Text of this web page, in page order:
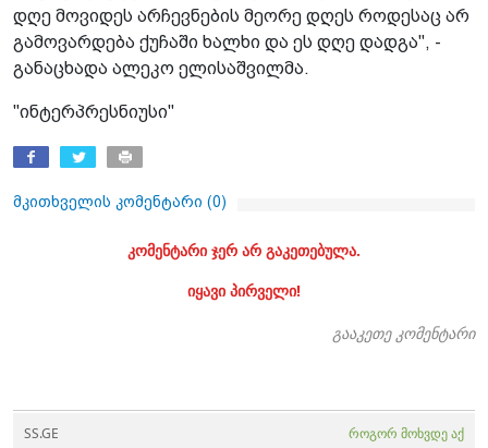
დღე მოვიდეს არჩევნების მეორე დღეს როდესაც არ
გამოვარდება ქუჩაში ხალხი და ეს დღე დადგა", -
განაცხადა ალეკო ელისაშვილმა.
"ინტერპრესნიუსი"
მკითხველის კომენტარი (0)
კომენტარი ჯერ არ გაკეთებულა.
იყავი პირველი!
გააკეთე კომენტარი
SS.GE როგორ მოხვდე აქ